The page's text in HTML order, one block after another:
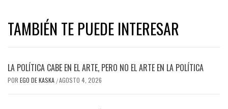
TAMBIÉN TE PUEDE INTERESAR
LA POLÍTICA CABE EN EL ARTE, PERO NO EL ARTE EN LA POLÍTICA
POR EGO DE KASKA /AGOSTO 4, 2026